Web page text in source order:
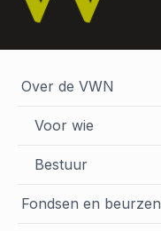
Over de VWN
Voor wie
Bestuur
Fondsen en beurzen